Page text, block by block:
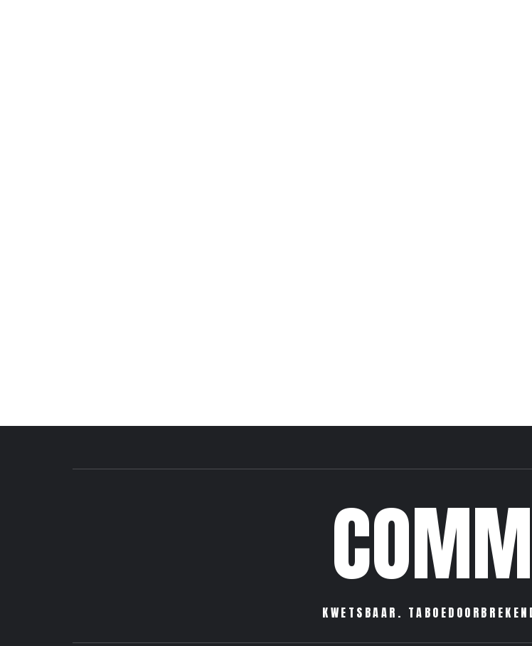
KWETSBAAR.